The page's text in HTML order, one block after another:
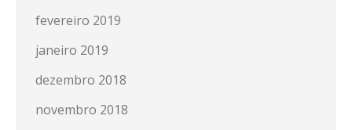
fevereiro 2019
janeiro 2019
dezembro 2018
novembro 2018